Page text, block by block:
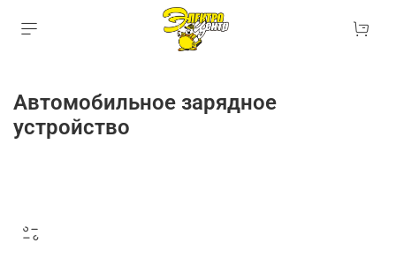
Автомобильное зарядное
устройство